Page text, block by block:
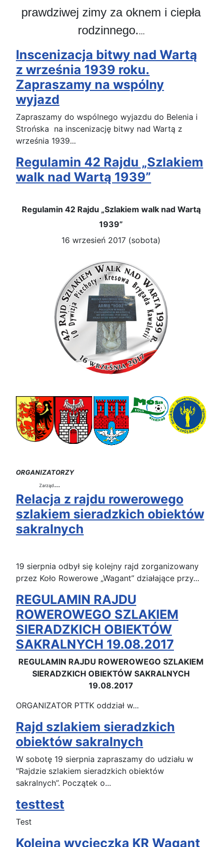
prawdziwej zimy za oknem i ciepła
rodzinnego....
Inscenizacja bitwy nad Wartą
z września 1939 roku.
Zapraszamy na wspólny
wyjazd
Zapraszamy do wspólnego wyjazdu do Belenia i
Strońska na inscenizację bitwy nad Wartą z
września 1939...
Regulamin 42 Rajdu „Szlakiem
walk nad Wartą 1939”
Regulamin 42 Rajdu „Szlakiem walk nad Wartą
1939”
16 wrzesień 2017 (sobota)
ORGANIZATORZY
Zarząd...
Relacja z rajdu rowerowego
szlakiem sieradzkich obiektów
sakralnych
19 sierpnia odbył się kolejny rajd zorganizowany
przez Koło Rowerowe „Wagant” działające przy...
REGULAMIN RAJDU
ROWEROWEGO SZLAKIEM
SIERADZKICH OBIEKTÓW
SAKRALNYCH 19.08.2017
REGULAMIN RAJDU ROWEROWEGO SZLAKIEM
SIERADZKICH OBIEKTÓW SAKRALNYCH
19.08.2017
ORGANIZATOR PTTK oddział w...
Rajd szlakiem sieradzkich
obiektów sakralnych
W sobotę 19 sierpnia zapraszamy do udziału w
"Rajdzie szlakiem sieradzkich obiektów
sakralnych”. Początek o...
testtest
Test
Kolejna wycieczka KR Wagant